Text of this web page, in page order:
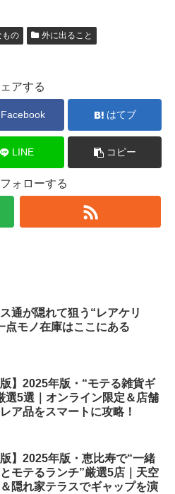
もの
外に出ること
アする
Facebook はてブ
LINE コピー
ォローする
通が隠れて狙う“レアケリ
点モノ在庫はここにある
版】2025年版・“モテる雑貨ギ
選5選｜オンライン限定＆店舗
ア品をスマートに攻略！
版】2025年版・恵比寿で“一緒
モテるランチ”厳選5店｜天空
隠れ家テラスでギャップを演